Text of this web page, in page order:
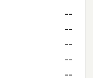
--
--
--
--
--